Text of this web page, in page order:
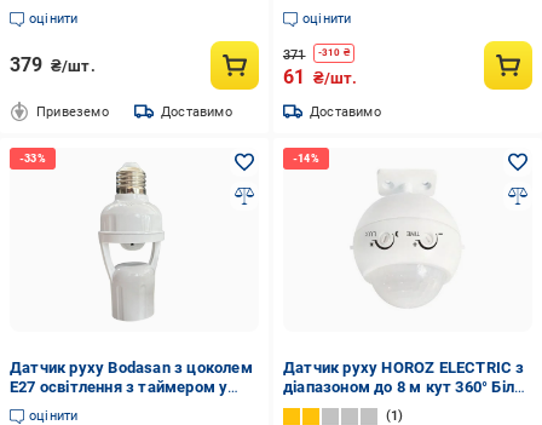
оцінити
379 ₴/шт.
Привеземо Доставимо
оцінити
371 -310 ₴
61 ₴/шт.
Доставимо
Датчик руху Bodasan з цоколем
E27 освітлення з таймером у
патрон (АС85)
оцінити
Датчик руху HOROZ ELECTRIC з
діапазоном до 8 м кут 360° Білий
(NAVARA)
1